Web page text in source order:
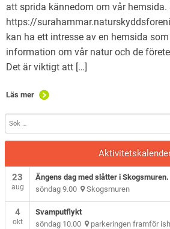
att sprida kännedom om vår
https://
kan ha ett intresse av en hemsida
information om vår natur och de
Det är viktigt att […]
Läs mer
23
aug
Ängens dag med slåtter i Skogsmuren.
söndag 9.00 Skogsmuren
4
okt
Svamputflykt
söndag 10.00 parkeringen framför